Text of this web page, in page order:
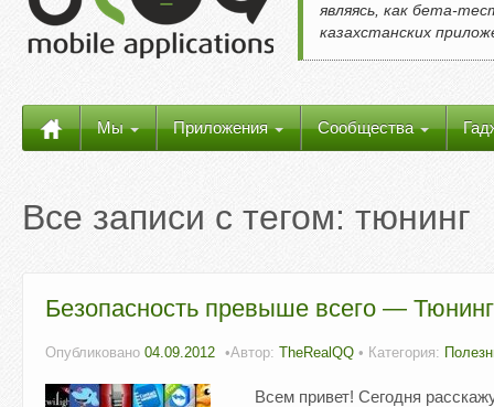
являясь, как бета-
казахстанских
Мы Приложения Сообщества
Все записи с тегом:тюнинг
Безопасность превыше всего — Тюнинг
Опубликовано 04.09.2012 Автор: TheRealQQ • Категория:
Всем привет! Сегодня